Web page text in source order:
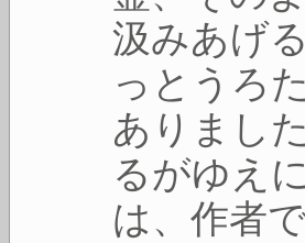
汲みあげ
っとうろ
ありまし
るがゆえ
は、作者